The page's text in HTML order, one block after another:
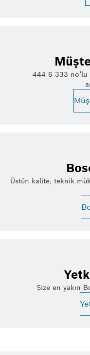
444 6 333 no’lu
Üstün kalite, teknik
Size en yakın